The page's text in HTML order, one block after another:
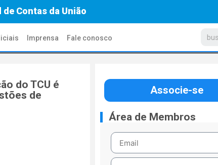
Contas da União
Imprensa Fale conosco
do TCU é
de
Associe-se
Área de Membros